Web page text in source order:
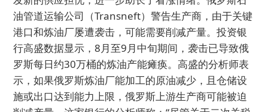
油管道运输公司（Transneft）警告生产商，由于关键
港口和炼油厂屡遭袭击，可能需要削减产量。投资银
行高盛数据显示，8月至9月中旬期间，袭击已导致俄
罗斯每日约30万桶的炼油产能瘫痪。高盛的分析师表
示，如果俄罗斯炼油厂能加工的原油减少，且仓储设
施或出口达到能力上限，俄罗斯上游生产商可能被迫